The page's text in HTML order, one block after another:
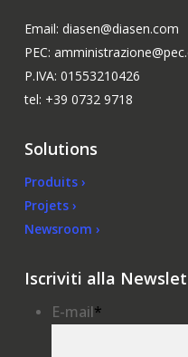
Email: diasen@diasen.com
PEC:
P.IVA: 01553210426
tel: +39 0732 9718
Solutions
Produits ›
Projets ›
Newsroom ›
Iscriviti alla
E-mail*